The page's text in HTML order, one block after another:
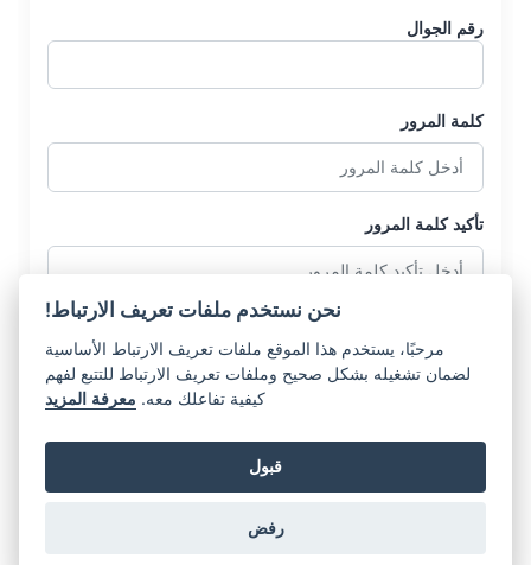
رقم الجوال
كلمة المرور
تأكيد كلمة المرور
إنشاء حساب
نحن نستخدم ملفات تعريف الارتباط!
مرحبًا، يستخدم هذا الموقع ملفات تعريف الارتباط الأساسية
لضمان تشغيله بشكل صحيح وملفات تعريف الارتباط للتتبع لفهم
كيفية تفاعلك معه. معرفة المزيد
قبول
رفض